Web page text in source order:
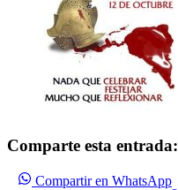
Comparte esta entrada:
Compartir en WhatsApp